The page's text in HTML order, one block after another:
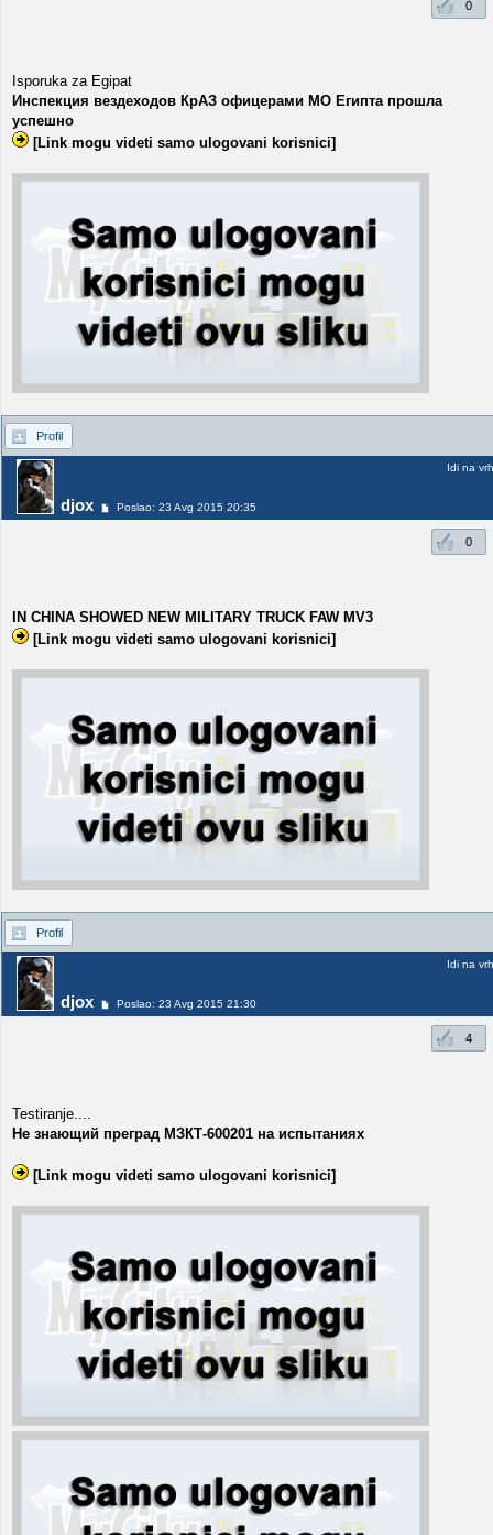
0
Isporuka za Egipat
Инспекция вездеходов КрАЗ офицерами МО Египта прошла
успешно
[Link mogu videti samo ulogovani korisnici]
Profil
djox Poslao: 23 Avg 2015 20:35
Idi na vrh
0
IN CHINA SHOWED NEW MILITARY TRUCK FAW MV3
[Link mogu videti samo ulogovani korisnici]
Profil
djox Poslao: 23 Avg 2015 21:30
Idi na vrh
4
Testiranje....
Не знающий преград МЗКТ-600201 на испытаниях
[Link mogu videti samo ulogovani korisnici]